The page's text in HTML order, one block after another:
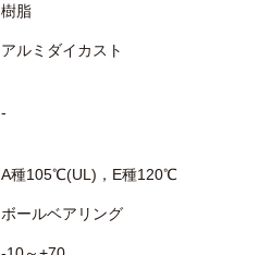
樹脂
アルミダイカスト
-
A種105℃(UL)，E種120℃
ボールベアリング